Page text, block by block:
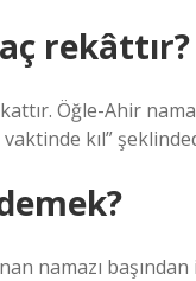
rekâttır?
Öğle-Ahir
vaktinde kıl”
namazı